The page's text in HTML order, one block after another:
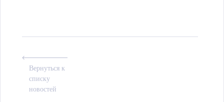
Вернуться к
списку
новостей